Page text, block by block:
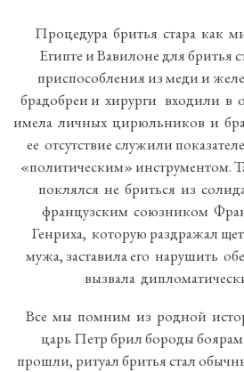
Процедура бритья стара как
Египте и Вавилоне для бритья
приспособления из меди и
брадобреи и хирурги входили в
имела личных цирюльников и
ее отсутствие служили
«политическим» инструментом.
поклялся не бриться из
французским союзником
Генриха, которую раздражал
мужа, заставила его нарушить
вызвала
Все мы помним из родной
царь Петр брил бороды
прошли, ритуал бритья стал